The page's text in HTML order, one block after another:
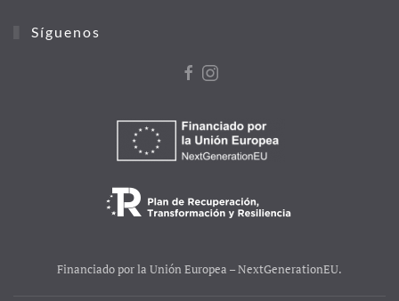
Síguenos
Financiado por la Unión Europea – NextGenerationEU.